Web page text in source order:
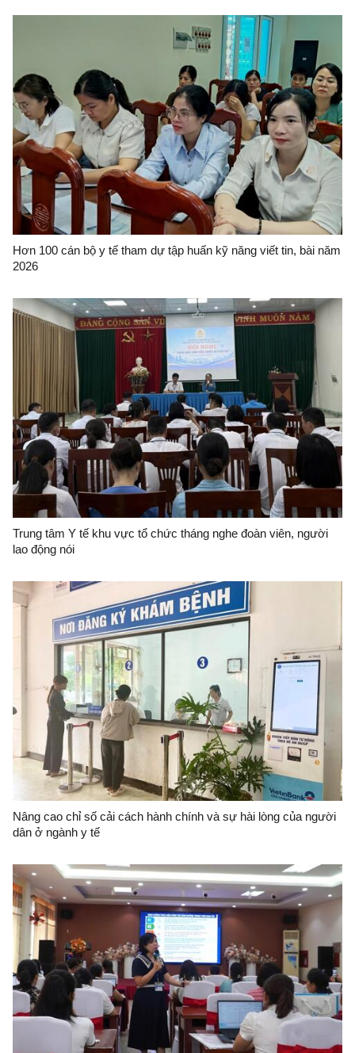
Hơn 100 cán bộ y tế tham dự tập huấn kỹ năng viết tin, bài năm
2026
Trung tâm Y tế khu vực tổ chức tháng nghe đoàn viên, người
lao động nói
Nâng cao chỉ số cải cách hành chính và sự hài lòng của người
dân ở ngành y tế